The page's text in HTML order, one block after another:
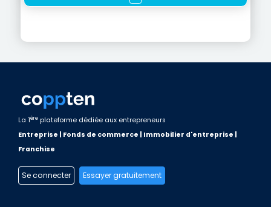
La 1ère plateforme dédiée aux entrepreneurs
Entreprise | Fonds de commerce | Immobilier d'entreprise |
Franchise
Se connecter Essayer gratuitement